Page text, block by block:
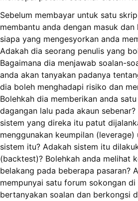
Sebelum membayar untuk satu
membantu anda dengan masuk
siapa yang mengesyorkan anda
Adakah dia seorang penulis yang
Bagaimana dia menjawab soalan-
anda akan tanyakan padanya
dia boleh menghadapi risiko dan
Bolehkah dia memberikan anda
dagangan lalu pada akaun sebenar?
sistem yang direka itu patut
menggunakan keumpilan
sistem itu? Adakah sistem itu
(backtest)? Bolehkah anda melihat
belakang pada beberapa pasaran?
mempunyai satu forum sokongan
bertanyakan soalan dan berkongsi